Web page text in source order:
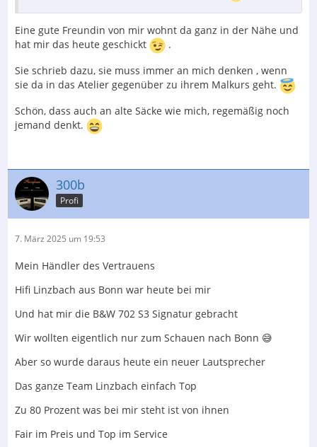
Eine gute Freundin von mir wohnt da ganz in der Nähe und
hat mir das heute geschickt
.
Sie schrieb dazu, sie muss immer an mich denken , wenn
sie da in das Atelier gegenüber zu ihrem Malkurs geht.
Schön, dass auch an alte Säcke wie mich, regemäßig noch
jemand denkt.
300b
Profi
7. März 2025 um 19:53
Mein Händler des Vertrauens
Hifi Linzbach aus Bonn war heute bei mir
Und hat mir die B&W 702 S3 Signatur gebracht
Wir wollten eigentlich nur zum Schauen nach Bonn 😅
Aber so wurde daraus heute ein neuer Lautsprecher
Das ganze Team Linzbach einfach Top
Zu 80 Prozent was bei mir steht ist von ihnen
Fair im Preis und Top im Service